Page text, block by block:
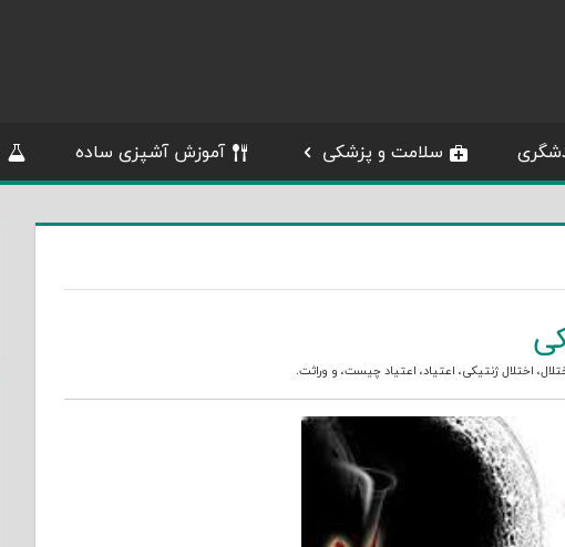
سلامت و پزشکی آموزش آشپزی ساده
، اختلال ژنتیکی، اعتیاد، اعتیاد چیست، و وراثت.